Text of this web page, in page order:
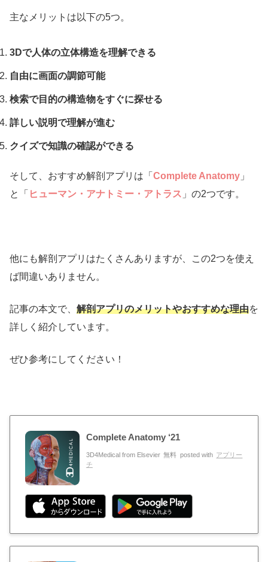
主なメリットは以下の5つ。
3Dで人体の立体構造を理解できる
自由に画面の調節可能
検索で目的の構造物をすぐに探せる
詳しい説明で理解が進む
クイズで知識の確認ができる
そして、おすすめ解剖アプリは「 Complete Anatomy 」
と「 ヒューマン・アナトミー・アトラス 」の2つです。
他にも解剖アプリはたくさんありますが、この2つを使え
ば間違いありません。
記事の本文で、 解剖アプリのメリットやおすすめな理由を
詳しく紹介しています。
ぜひ参考にしてください！
Complete Anatomy ‘21
3D4Medical from Elsevier 無料 posted with アプリー
チ